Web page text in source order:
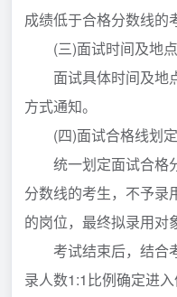
成绩低于合格分数线的
(三)面试时间及地点
面试具体时间及地
方式通知。
(四)面试合格线划定
统一划定面试合格
分数线的考生，不予录
的岗位，最终拟录用对
考试结束后，结合
录人数1:1比例确定进